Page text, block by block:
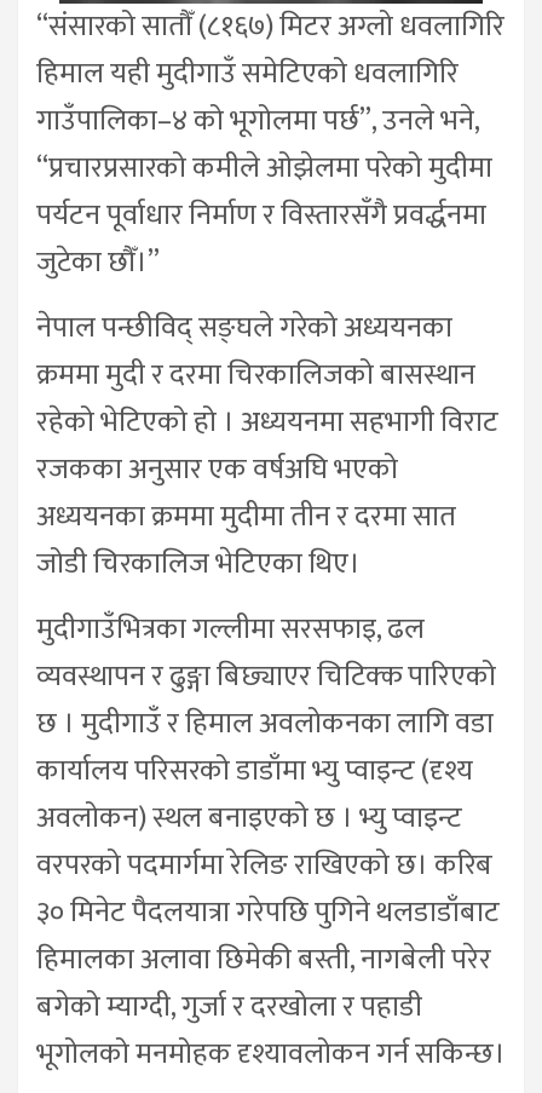
“संसारको सातौँ (८१६७) मिटर अग्लो धवलागिरि
हिमाल यही मुदीगाउँ समेटिएको धवलागिरि
गाउँपालिका–४ को भूगोलमा पर्छ”, उनले भने,
“प्रचारप्रसारको कमीले ओझेलमा परेको मुदीमा
पर्यटन पूर्वाधार निर्माण र विस्तारसँगै प्रवर्द्धनमा
जुटेका छौँ।”
नेपाल पन्छीविद् सङ्घले गरेको अध्ययनका
क्रममा मुदी र दरमा चिरकालिजको बासस्थान
रहेको भेटिएको हो । अध्ययनमा सहभागी विराट
रजकका अनुसार एक वर्षअघि भएको
अध्ययनका क्रममा मुदीमा तीन र दरमा सात
जोडी चिरकालिज भेटिएका थिए।
मुदीगाउँभित्रका गल्लीमा सरसफाइ, ढल
व्यवस्थापन र ढुङ्गा बिछ्याएर चिटिक्क पारिएको
छ । मुदीगाउँ र हिमाल अवलोकनका लागि वडा
कार्यालय परिसरको डाडाँमा भ्यु प्वाइन्ट (दृश्य
अवलोकन) स्थल बनाइएको छ । भ्यु प्वाइन्ट
वरपरको पदमार्गमा रेलिङ राखिएको छ। करिब
३० मिनेट पैदलयात्रा गरेपछि पुगिने थलडाडाँबाट
हिमालका अलावा छिमेकी बस्ती, नागबेली परेर
बगेको म्याग्दी, गुर्जा र दरखोला र पहाडी
भूगोलको मनमोहक दृश्यावलोकन गर्न सकिन्छ।